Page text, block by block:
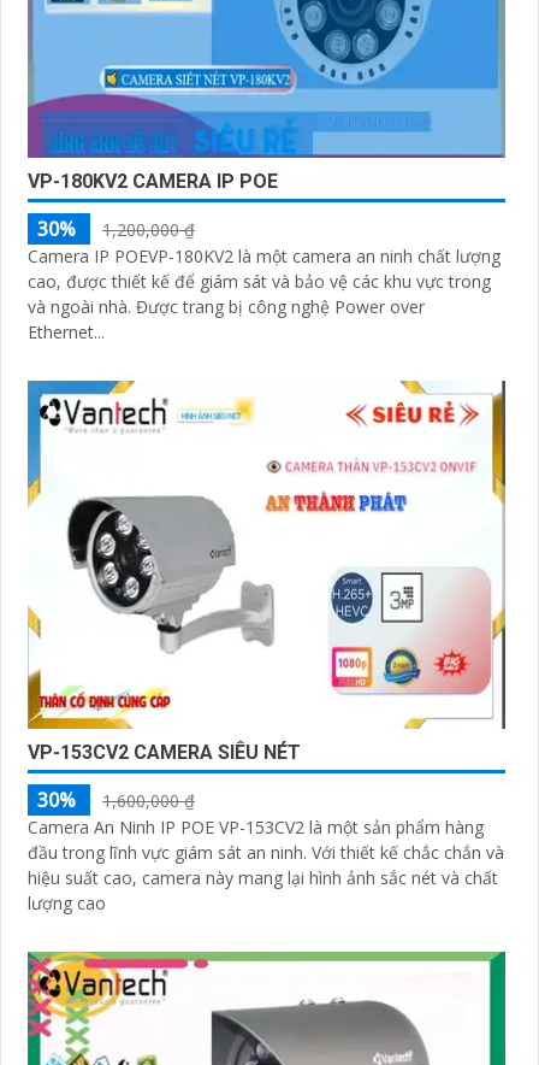
VP-180KV2 CAMERA IP POE
30%
1,200,000 ₫
Camera IP POEVP-180KV2 là một camera an ninh chất lượng
cao, được thiết kế để giám sát và bảo vệ các khu vực trong
và ngoài nhà. Được trang bị công nghệ Power over
Ethernet...
VP-153CV2 CAMERA SIÊU NÉT
30%
1,600,000 ₫
Camera An Ninh IP POE VP-153CV2 là một sản phẩm hàng
đầu trong lĩnh vực giám sát an ninh. Với thiết kế chắc chắn và
hiệu suất cao, camera này mang lại hình ảnh sắc nét và chất
lượng cao